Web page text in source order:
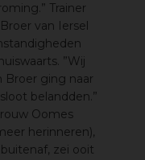
Trainer
van Iersel
”Wij
Broer ging naar
belandden.”
Oomes
herinneren),
zei ooit